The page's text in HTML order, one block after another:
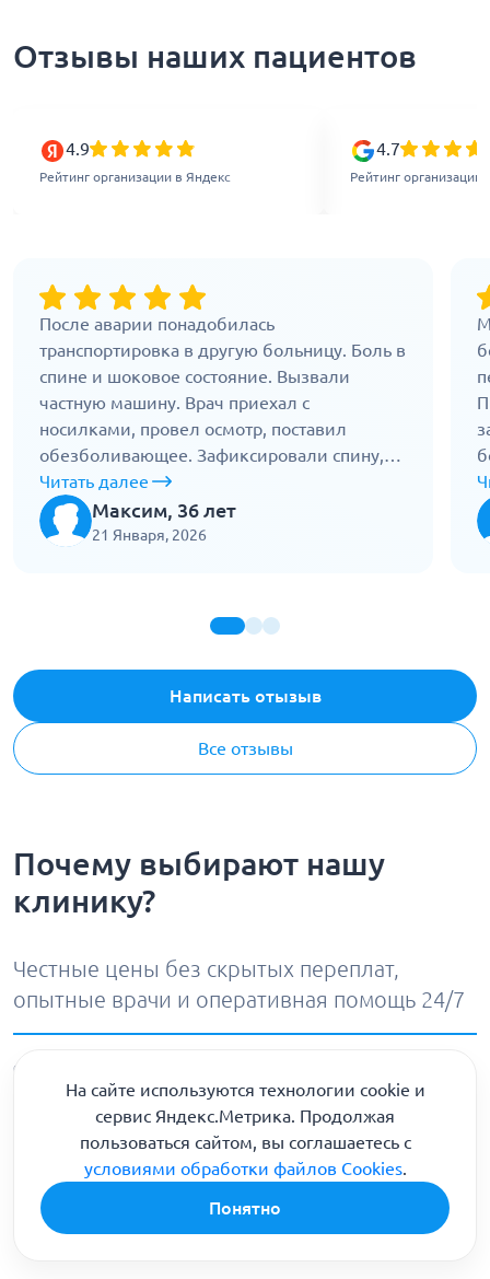
Отзывы наших пациентов
4.9
Рейтинг организации в Яндекс
4.7
Рейтинг организации
После аварии понадобилась
транспортировка в другую больницу. Боль в
спине и шоковое состояние. Вызвали
частную машину. Врач приехал с
носилками, провел осмотр, поставил
обезболивающее. Зафиксировали спину,
давление контролировали всю дорогу.
Привезли без задержек, передали в
приемное. Не трясли, не нервничали. Все
Читать далее
Максим, 36 лет
21 Января, 2026
Написать отызыв
Все отзывы
Почему выбирают нашу
клинику?
Честные цены без скрытых переплат,
опытные врачи и оперативная помощь 24/7
✅ Строгая анонимность и уважение к
каждому пациенту
8 (800) 301-90-04
🚑 Круглосуточный выезд бригады в Москве
51
На сайте используются технологии cookie и
сервис Яндекс.Метрика. Продолжая
пользоваться сайтом, вы соглашаетесь с
условиями обработки файлов Cookies.
Понятно